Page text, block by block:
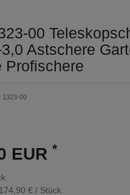
00
Astschere
Profischere
1323-00
EUR *
174,90 € / Stück